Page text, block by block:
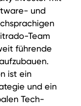
und
Team
führende
ist ein
und ein
Tech-